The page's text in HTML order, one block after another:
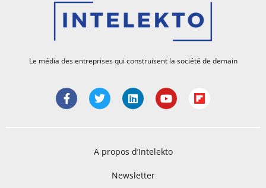
Le média des entreprises qui construisent la société de demain
A propos d’Intelekto
Newsletter